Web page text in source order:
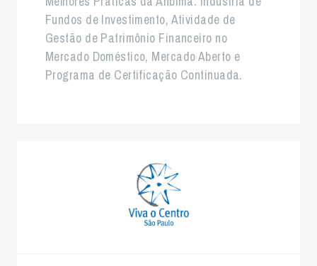
Fundos de Investimento, Atividade de
Gestão de Patrimônio Financeiro no
Mercado Doméstico, Mercado Aberto e
Programa de Certificação Continuada.